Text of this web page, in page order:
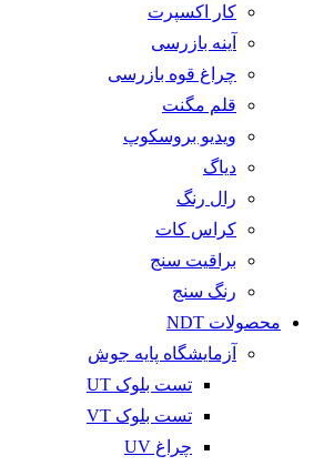
کار اکسپرت
آینه بازرسی
چراغ قوه بازرسی
قلم مگنت
ویدیو بروسکوپ
دیاگ
رال رنگ
کراس کات
براقیت سنج
رنگ سنج
محصولات NDT
آزمایشگاه پایه جوش
تست بلوک UT
تست بلوک VT
چراغ UV